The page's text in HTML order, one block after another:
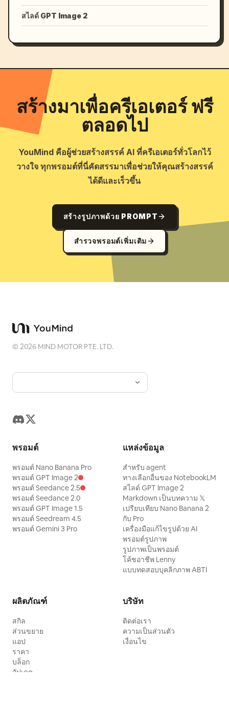
สไลด์ GPT Image 2
สร้างมาเพื่อครีเอเตอร์ ฟรี
ตลอดไป
YouMind คือผู้ช่วยสร้างสรรค์ AI ที่ครีเอเตอร์ทั่วโลกไว้
วางใจ ทุกพรอมต์ที่นี่คัดสรรมาเพื่อช่วยให้คุณสร้างสรรค์
ได้ดีและเร็วขึ้น
สร้างรูปภาพด้วย PROMPT
สำรวจพรอมต์เพิ่มเติม
©2026 MIND MOTOR PTE. LTD.
พรอมต์
พรอมต์ Nano Banana Pro
พรอมต์ GPT Image 2
พรอมต์ Seedance 2.5
พรอมต์ Seedance 2.0
พรอมต์ GPT Image 1.5
พรอมต์ Seedream 4.5
พรอมต์ Gemini 3 Pro
แหล่งข้อมูล
สำหรับ agent
ทางเลือกอื่นของ NotebookLM
สไลด์ GPT Image 2
Markdown เป็นบทความ 𝕏
เปรียบเทียบ Nano Banana 2
กับ Pro
เครื่องมือแก้ไขรูปด้วย AI
พรอมต์รูปภาพ
รูปภาพเป็นพรอมต์
โค้ชอาชีพ Lenny
แบบทดสอบบุคลิกภาพ ABTI
ผลิตภัณฑ์
สกิล
ส่วนขยาย
แอป
ราคา
บล็อก
อัปเดต
บริษัท
ติดต่อเรา
ความเป็นส่วนตัว
เงื่อนไข